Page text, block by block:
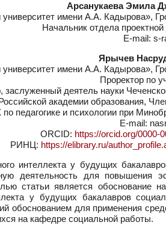
Арсанукаева Эмила
имени А.А. Кадырова»,
Начальник отдела
E-mail: s-
Ярычев
имени А.А. Кадырова»,
Проректор по
деятель науки
академии образования,
педагогике и психологии при
E-mail:
ORCID: https://orcid.org/0000-
РИНЦ: https://elibrary.ru/
интеллекта у будущих
деятельность для повышения
статьи является обоснование
у будущих бакалавров
обоснованием для применения
на кафедре социальной работы.